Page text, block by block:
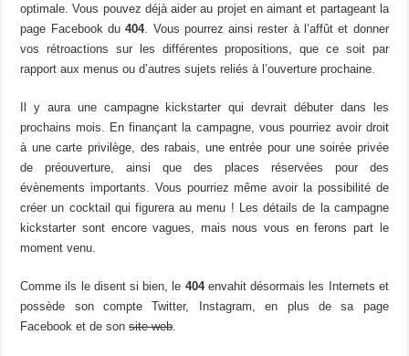
optimale. Vous pouvez déjà aider au projet en aimant et partageant la
page Facebook du404. Vous pourrez ainsi rester à l’affût et donner
vos rétroactions sur les différentes propositions, que ce soit par
rapport aux menus ou d’autres sujets reliés à l’ouverture prochaine.
Il y aura une campagne kickstarter qui devrait débuter dans les
prochains mois. En finançant la campagne, vous pourriez avoir droit
à une carte privilège, des rabais, une entrée pour une soirée privée
de préouverture, ainsi que des places réservées pour des
évènements importants. Vous pourriez même avoir la possibilité de
créer un cocktail qui figurera au menu ! Les détails de la campagne
kickstarter sont encore vagues, mais nous vous en ferons part le
moment venu.
Comme ils le disent si bien, le 404envahit désormais les Internets et
possède son compte Twitter, Instagram, en plus de sa page
Facebook et de sonsite web.